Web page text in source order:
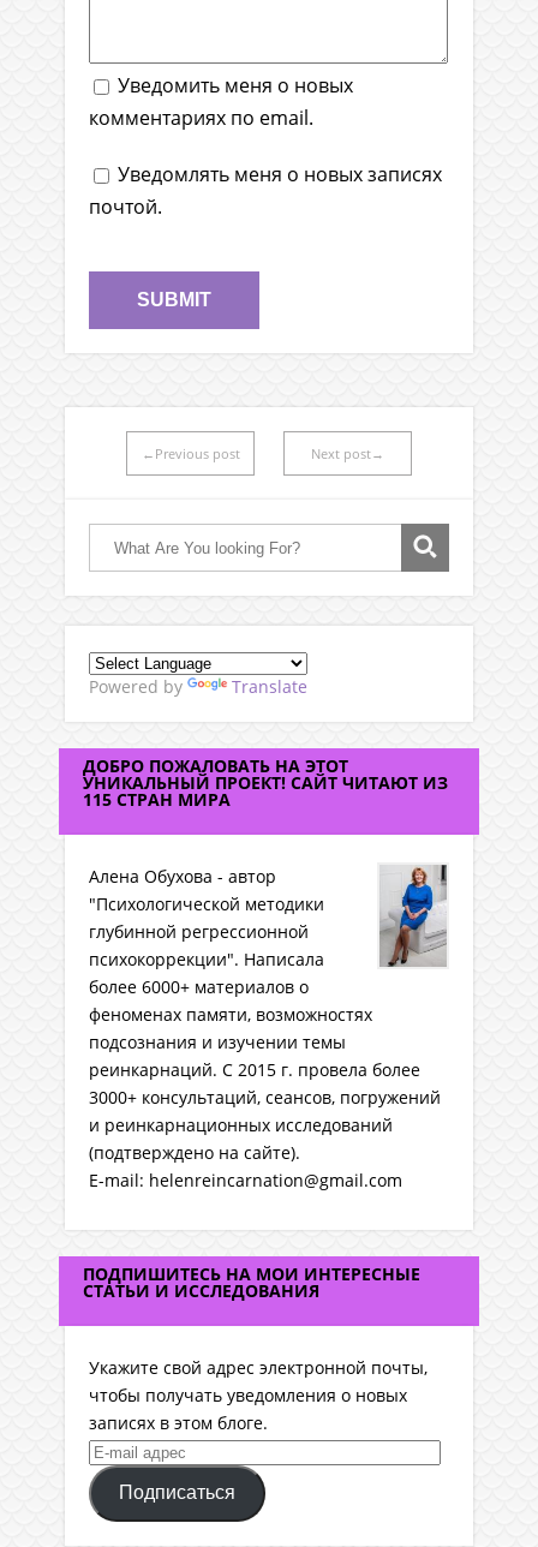
Уведомить меня о новых
комментариях по email.
Уведомлять меня о новых записях
почтой.
←Previous post Next post→
Powered by Translate
ДОБРО ПОЖАЛОВАТЬ НА ЭТОТ
УНИКАЛЬНЫЙ ПРОЕКТ! САЙТ ЧИТАЮТ ИЗ
115 СТРАН МИРА
Алена Обухова - автор
"Психологической методики
глубинной регрессионной
психокоррекции". Написала
более 6000+ материалов о
феноменах памяти, возможностях
подсознания и изучении темы
реинкарнаций. C 2015 г. провела более
3000+ консультаций, сеансов, погружений
и реинкарнационных исследований
(подтверждено на сайте).
E-mail: helenreincarnation@gmail.com
ПОДПИШИТЕСЬ НА МОИ ИНТЕРЕСНЫЕ
СТАТЬИ И ИССЛЕДОВАНИЯ
Укажите свой адрес электронной почты,
чтобы получать уведомления о новых
записях в этом блоге.
E-
mail
адрес
Подписаться